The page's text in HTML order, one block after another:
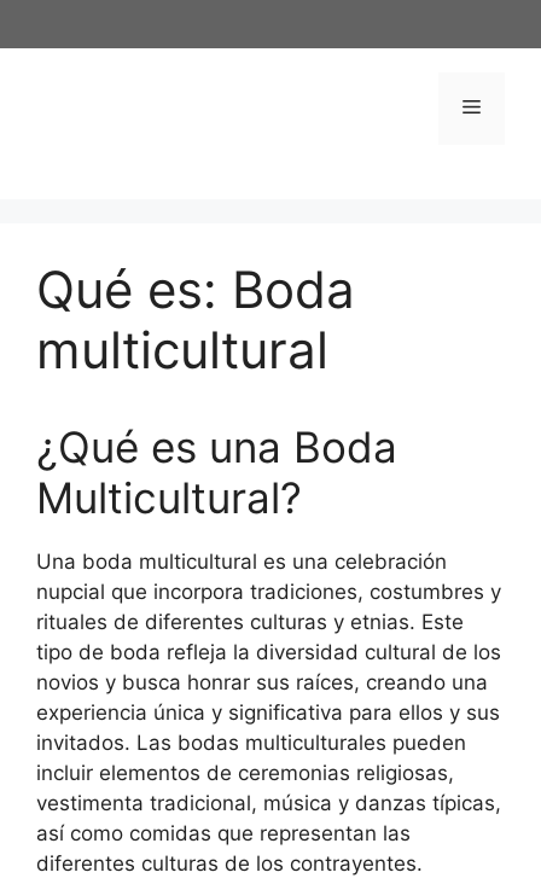
al
Menú
Qué es: Boda
multicultural
¿Qué es una Boda
Multicultural?
Una boda multicultural es una celebración
nupcial que incorpora tradiciones, costumbres y
rituales de diferentes culturas y etnias. Este
tipo de boda refleja la diversidad cultural de los
novios y busca honrar sus raíces, creando una
experiencia única y significativa para ellos y sus
invitados. Las bodas multiculturales pueden
incluir elementos de ceremonias religiosas,
vestimenta tradicional, música y danzas típicas,
así como comidas que representan las
diferentes culturas de los contrayentes.